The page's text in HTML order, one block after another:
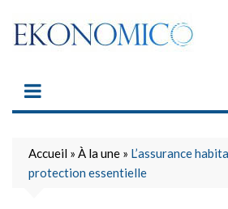
content
Accueil » À la une » L’assurance
protection essentielle